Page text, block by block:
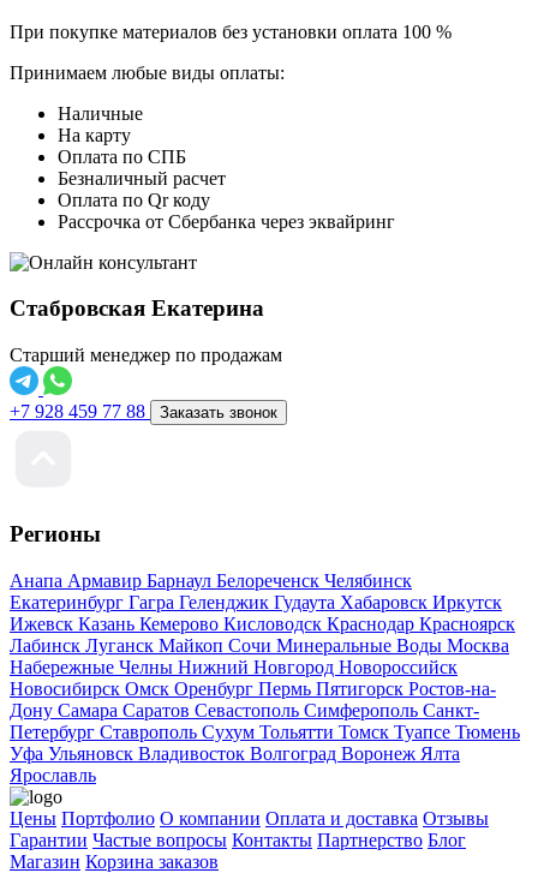
При покупке материалов без установки оплата 100 %
Принимаем любые виды оплаты:
Наличные
На карту
Оплата по СПБ
Безналичный расчет
Оплата по Qr коду
Рассрочка от Сбербанка через эквайринг
Стабровская Екатерина
Старший менеджер по продажам
+7 928 459 77 88 Заказать звонок
Регионы
Анапа Армавир Барнаул Белореченск Челябинск
Екатеринбург Гагра Геленджик Гудаута Хабаровск Иркутск
Ижевск Казань Кемерово Кисловодск Краснодар Красноярск
Лабинск Луганск Майкоп Сочи Минеральные Воды Москва
Набережные Челны Нижний Новгород Новороссийск
Новосибирск Омск Оренбург Пермь Пятигорск Ростов-на-
Дону Самара Саратов Севастополь Симферополь Санкт-
Петербург Ставрополь Сухум Тольятти Томск Туапсе Тюмень
Уфа Ульяновск Владивосток Волгоград Воронеж Ялта
Ярославль
Цены Портфолио О компании Оплата и доставка Отзывы
Гарантии Частые вопросы Контакты Партнерство Блог
Магазин Корзина заказов